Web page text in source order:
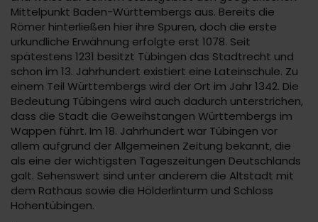
Mittelpunkt Baden-Württembergs aus. Bereits die
Römer hinterließen hier ihre Spuren, doch die erste
urkundliche Erwähnung erfolgte erst 1078. Seit
spätestens 1231 besitzt Tübingen das Stadtrecht und
schon im 13. Jahrhundert existiert eine Lateinschule. Zu
einem Teil Württembergs wird der Ort im Jahr 1342. Die
Bedeutung Tübingens wird auch dadurch unterstrichen,
dass die Stadt die Geweihstangen Württembergs im
Wappen führt. Im 18. Jahrhundert war Tübingen vor
allem aufgrund der Allgemeinen Zeitung bekannt, die
als eine der wichtigsten Tageszeitungen Deutschlands
galt. Sehenswert sind unter anderem die Altstadt mit
dem Rathaus sowie die Hölderlinturm und Schloss
Hohentübingen.